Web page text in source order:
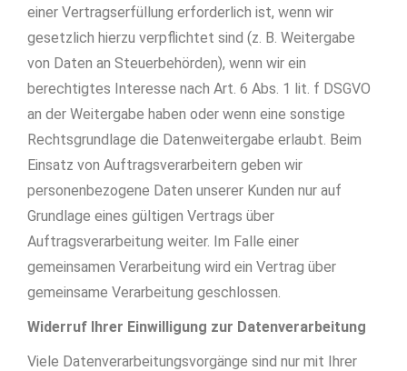
einer Vertragserfüllung erforderlich ist, wenn wir
gesetzlich hierzu verpflichtet sind (z. B. Weitergabe
von Daten an Steuerbehörden), wenn wir ein
berechtigtes Interesse nach Art. 6 Abs. 1 lit. f DSGVO
an der Weitergabe haben oder wenn eine sonstige
Rechtsgrundlage die Datenweitergabe erlaubt. Beim
Einsatz von Auftragsverarbeitern geben wir
personenbezogene Daten unserer Kunden nur auf
Grundlage eines gültigen Vertrags über
Auftragsverarbeitung weiter. Im Falle einer
gemeinsamen Verarbeitung wird ein Vertrag über
gemeinsame Verarbeitung geschlossen.
Widerruf Ihrer Einwilligung zur Datenverarbeitung
Viele Datenverarbeitungsvorgänge sind nur mit Ihrer